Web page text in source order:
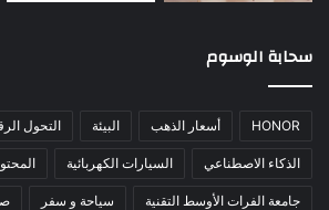
سحابة الوسوم
HONOR أسعار الذهب البيئة التحول
الذكاء الاصطناعي السيارات الكهربائية
جامعة الفرات الأوسط التقنية سياحة و سفر